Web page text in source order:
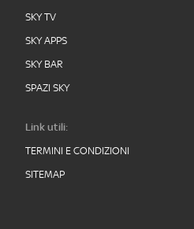
SKY TV
SKY APPS
SKY BAR
SPAZI SKY
Link utili:
TERMINI E CONDIZIONI
SITEMAP